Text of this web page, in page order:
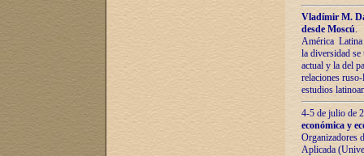
Vladímir М.
desde Moscú.
América Latina
la diversidad
actual у lа del
relaciones
estudios
4-5 de julio de
económica y
Organizadores
Aplicada